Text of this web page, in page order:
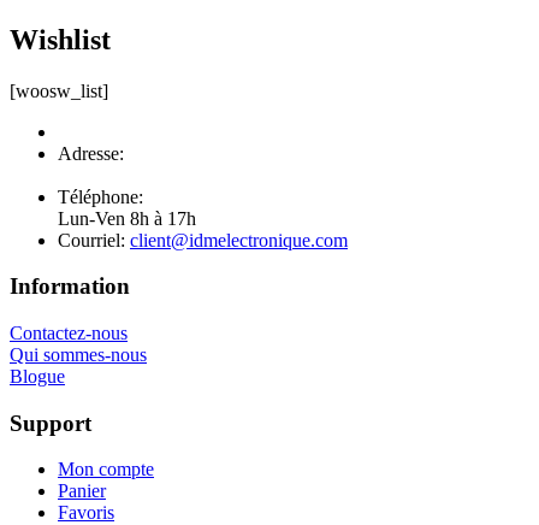
Wishlist
[woosw_list]
Adresse:
Téléphone:
Lun-Ven 8h à 17h
Courriel: client@idmelectronique.com
Information
Contactez-nous
Qui sommes-nous
Blogue
Support
Mon compte
Panier
Favoris